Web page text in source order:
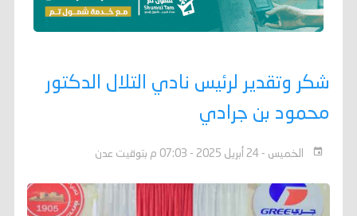
شكر وتقدير لرئيس نادي التلال الدكتور
محمود بن جرادي
الخميس - 24 أبريل 2025 - 07:03 م بتوقيت عدن